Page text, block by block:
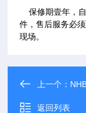
保修期壹年，自
件，售后服务必
现场。
上一个：
返回列表